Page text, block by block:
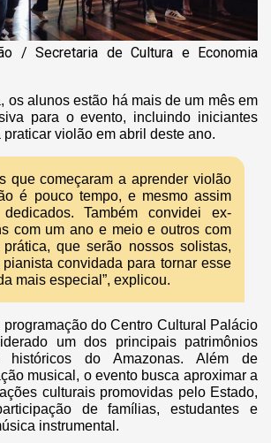
/ Secretaria de Cultura e Economia
os alunos estão há mais de um mês em
para o evento, incluindo iniciantes
violão em abril deste ano.
que começaram a aprender violão
é pouco tempo, e mesmo assim
Também convidei ex-
com um ano e meio e outros com
que serão nossos solistas,
convidada para tornar esse
mais especial”, explicou.
do Centro Cultural Palácio
um dos principais patrimônios
históricos do Amazonas. Além de
musical, o evento busca aproximar a
culturais promovidas pelo Estado,
de famílias, estudantes e
instrumental.